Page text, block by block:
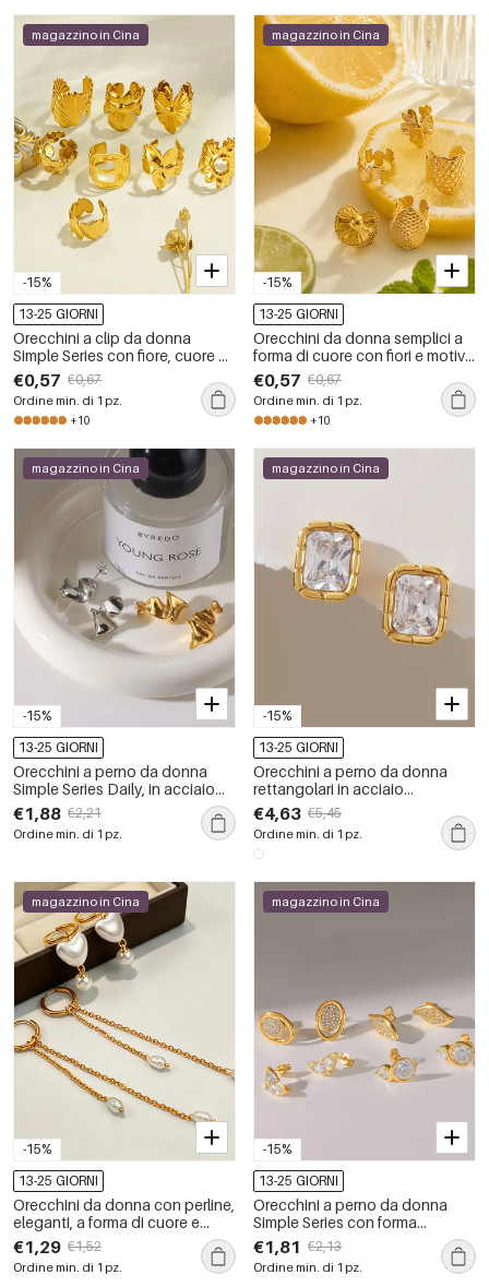
-15%
magazzino in Cina
13-25 GIORNI
Orecchini a clip da donna
Simple Series con fiore, cuore e
conchiglia, in acciaio
inossidabile, impermeabili,
colore oro.
€0,57 €0,67
Ordine min. di 1 pz.
+10
-15%
magazzino in Cina
13-25 GIORNI
Orecchini da donna semplici a
forma di cuore con fiori e motivi
geometrici, in acciaio
inossidabile impermeabile color
oro.
€0,57 €0,67
Ordine min. di 1 pz.
+10
-15%
magazzino in Cina
13-25 GIORNI
Orecchini a perno da donna
Simple Series Daily, in acciaio
inossidabile, impermeabili, color
oro, con forma geometrica.
€1,88 €2,21
Ordine min. di 1 pz.
-15%
magazzino in Cina
13-25 GIORNI
Orecchini a perno da donna
rettangolari in acciaio
inossidabile, impermeabili, color
oro, con zirconi.
€4,63 €5,45
Ordine min. di 1 pz.
-15%
magazzino in Cina
13-25 GIORNI
Orecchini da donna con perline,
eleganti, a forma di cuore e
nappa, in acciaio inossidabile
impermeabile color oro, serie
Romantic Series.
€1,29 €1,52
Ordine min. di 1 pz.
-15%
magazzino in Cina
13-25 GIORNI
Orecchini a perno da donna
Simple Series con forma
geometrica, in acciaio
inossidabile, impermeabili, color
oro e strass.
€1,81 €2,13
Ordine min. di 1 pz.